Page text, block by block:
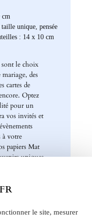
cm
unique, pensée
: 14 x 10 cm
le choix
des
cartes de
Optez
pour un
vos invités et
à votre
papiers Mat
uniques
mettons
des produits
à notrele site, mesurer